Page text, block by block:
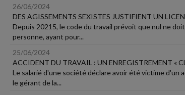
26/06/2024
DES AGISSEMENTS SEXISTES JUSTIFIENT UN
Depuis 20215, le code du travail prévoit que nul ne
personne, ayant pour...
25/06/2024
ACCIDENT DU TRAVAIL : UN ENREGISTREMENT «
Le salarié d'une société déclare avoir été victime d'un
le gérant de la...